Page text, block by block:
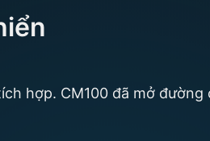
hợp. CM100 đã mở